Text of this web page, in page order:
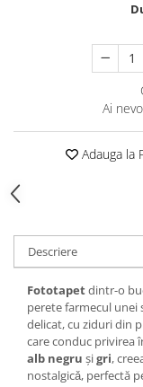
Ai
Adauga la
Descriere
Fototapetdintr-o
perete farmecul
delicat, cu ziduri din
care conduc privirea
alb negru șigri,
nostalgicǎ, perfectă